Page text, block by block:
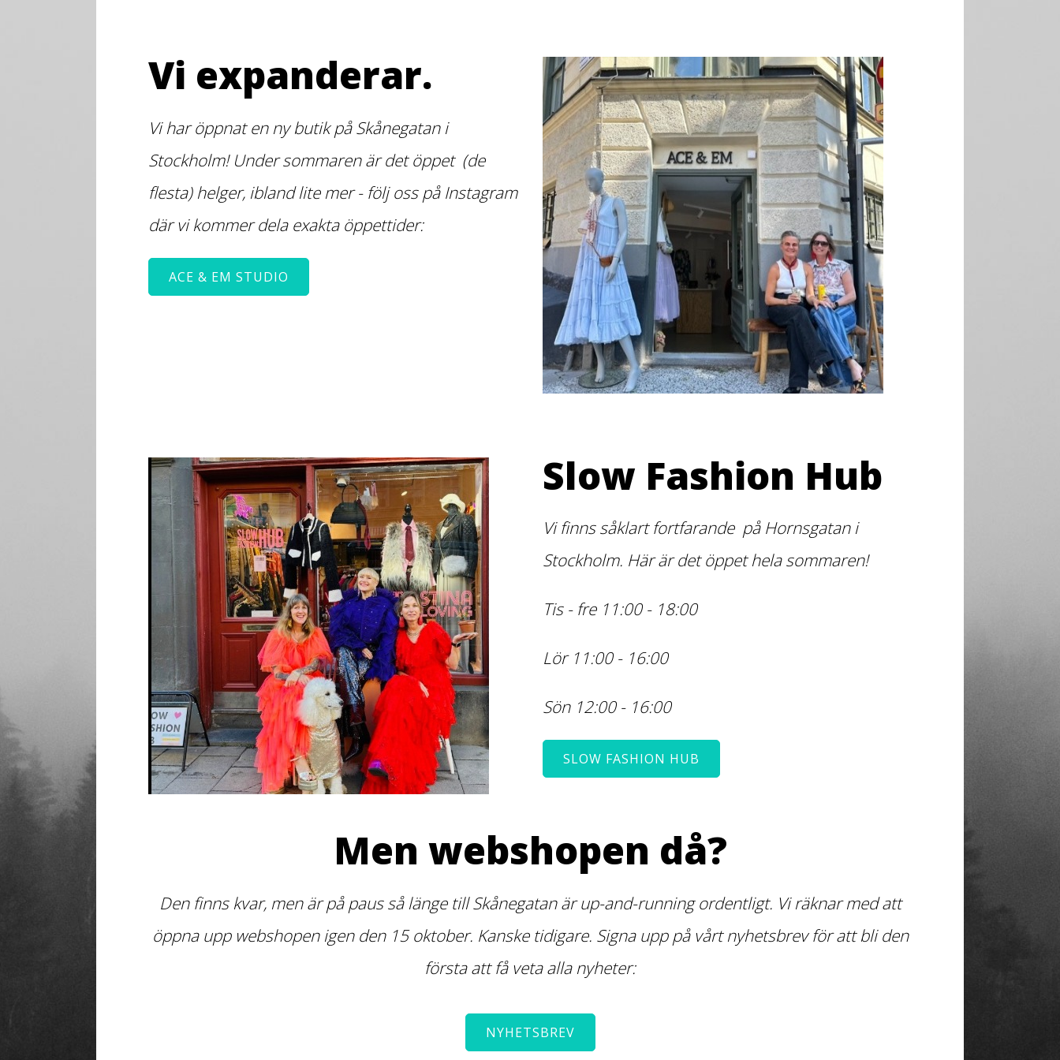
Vi expanderar.
Vi har öppnat en ny butik på Skånegatan i
Stockholm! Under sommaren är det öppet (de
flesta) helger, ibland lite mer - följ oss på Instagram
där vi kommer dela exakta öppettider:
ACE & EM STUDIO
Slow Fashion Hub
Vi finns såklart fortfarande på Hornsgatan i
Stockholm. Här är det öppet hela sommaren!
Tis - fre 11:00 - 18:00
Lör 11:00 - 16:00
Sön 12:00 - 16:00
SLOW FASHION HUB
Men webshopen då?
Den finns kvar, men är på paus så länge till Skånegatan är up-and-running ordentligt. Vi räknar med att
öppna upp webshopen igen den 15 oktober. Kanske tidigare. Signa upp på vårt nyhetsbrev för att bli den
första att få veta alla nyheter:
NYHETSBREV